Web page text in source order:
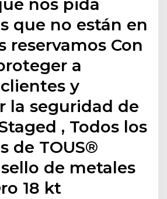
nos pida
que no están en
reservamos Con
a
y
la seguridad de
, Todos los
de TOUS®
de metales
18 kt